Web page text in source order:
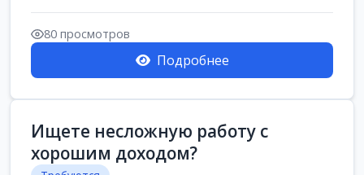
коробки весом ...
80 просмотров
Подробнее
Ищете несложную работу с
хорошим доходом?